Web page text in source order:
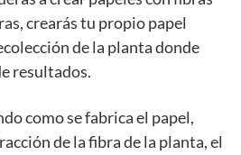
crearás tu propio papel
de la planta donde
resultados.
como se fabrica el papel,
de la fibra de la planta, el